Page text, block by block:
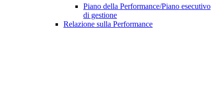
Piano della Performance/Piano esecutivo
di gestione
Relazione sulla Performance